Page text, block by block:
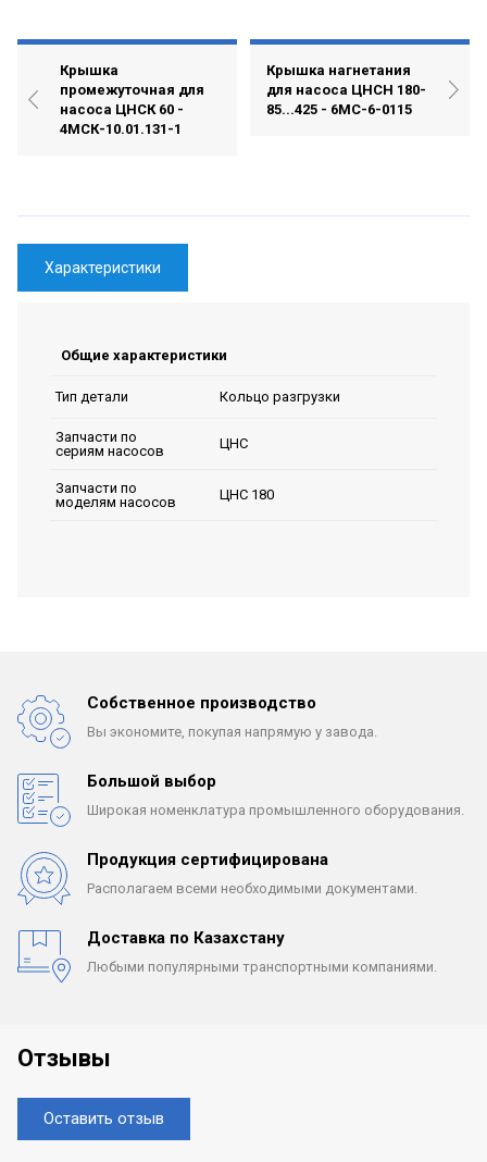
Крышка
промежуточная для
насоса ЦНСК 60 -
4МСК-10.01.131-1
Крышка нагнетания
для насоса ЦНСН 180-
85...425 - 6МС-6-0115
Характеристики
Общие характеристики
Тип детали Кольцо разгрузки
Запчасти по
сериям насосов
ЦНС
Запчасти по
моделям насосов
ЦНС 180
Собственное производство
Вы экономите, покупая напрямую у завода.
Большой выбор
Широкая номенклатура промышленного оборудования.
Продукция сертифицирована
Располагаем всеми необходимыми документами.
Доставка по Казахстану
Любыми популярными транспортными компаниями.
Отзывы
Оставить отзыв